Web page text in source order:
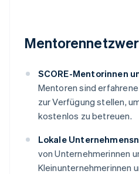
SCORE-Mentorinnen
Mentoren sind
zur Verfügung stellen,
kostenlos zu betreuen.
Lokale
von Unternehmerinnen
Kleinunternehmerinnen